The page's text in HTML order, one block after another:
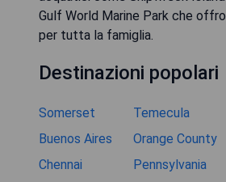
Gulf World Marine Park che
per tutta la famiglia.
Destinazioni popolari
Somerset Temecula
Buenos Aires
Orange County
Chennai
Pennsylvania